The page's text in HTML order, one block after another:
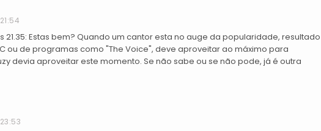
21:54
21.35: Estas bem? Quando um cantor esta no auge da popularidade, resultado
ou de programas como "The Voice", deve aproveitar ao máximo para
devia aproveitar este momento. Se não sabe ou se não pode, já é outra
23:53